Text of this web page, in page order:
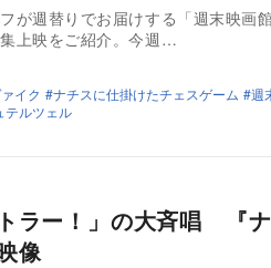
が週替りでお届けする「週末映画
上映をご紹介。今週…
イク ナチスに仕掛けたチェスゲーム
週
テルツェル
ラー！」の大斉唱 『
像